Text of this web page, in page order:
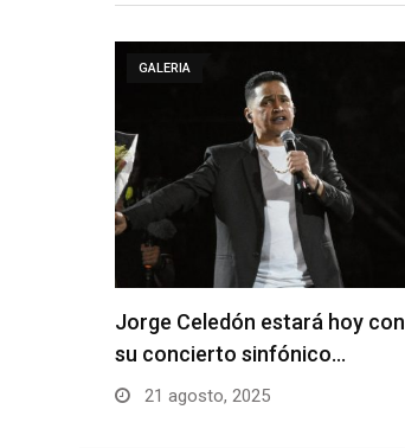
GALERIA
Jorge Celedón estará hoy con
su concierto sinfónico…
21 agosto, 2025